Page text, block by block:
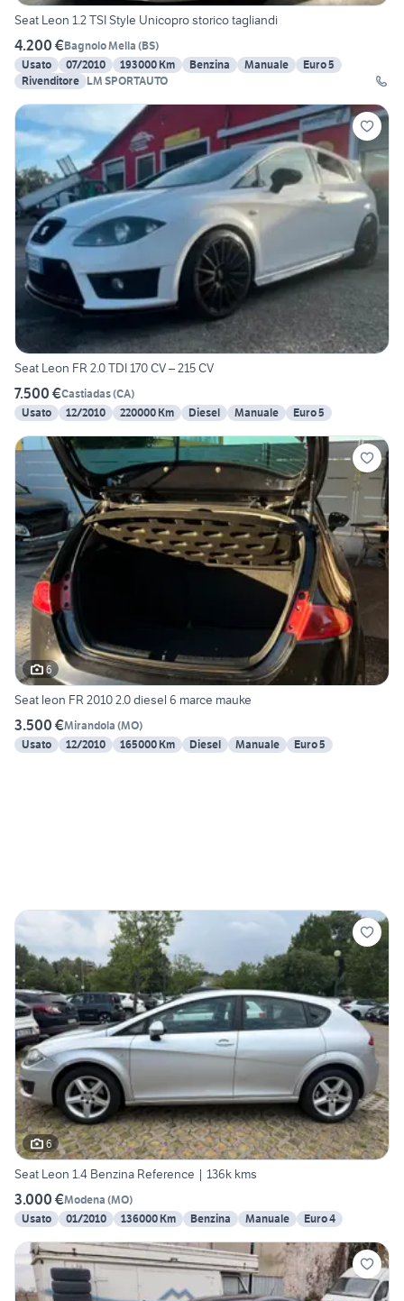
Seat Leon 1.2 TSI Style Unicopro storico tagliandi
4.200 €Bagnolo Mella (BS)
Usato
07/2010 193000 Km Benzina Manuale
Euro 5
Rivenditore LM SPORTAUTO
Seat Leon FR 2.0 TDI 170 CV – 215 CV
7.500 €Castiadas(CA)
Usato
12/2010 220000 Km Diesel Manuale Euro 5
6
Seat leon FR 2010 2.0 diesel 6 marce mauke
3.500 €Mirandola (MO)
Usato
12/2010 165000 Km Diesel Manuale Euro 5
6
Seat Leon 1.4 Benzina Reference | 136k kms
3.000 €Modena (MO)
Usato
01/2010 136000 Km Benzina Manuale Euro 4